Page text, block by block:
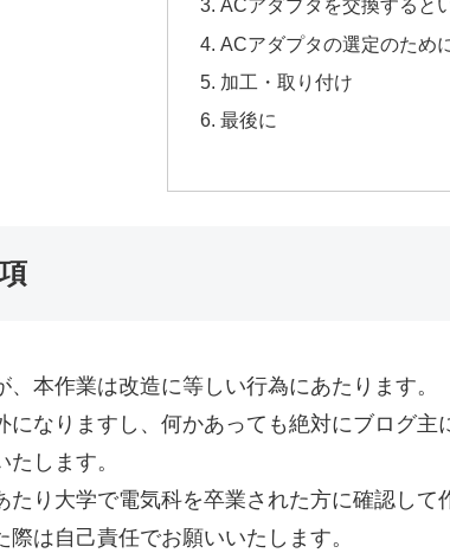
ACアダプタを交換すると
ACアダプタの選定のため
加工・取り付け
最後に
、本作業は改造に等しい行為にあたります。
になりますし、何かあっても絶対にブログ
します。
たり大学で電気科を卒業された方に確認し
際は自己責任でお願いいたします。